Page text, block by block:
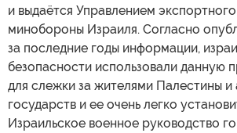
и выдаётся Управлением
минобороны Израиля. Согласно
за последние годы информации,
безопасности использовали данную
для слежки за жителями Палестины и
государств и ее очень легко
Израильское военное руководство